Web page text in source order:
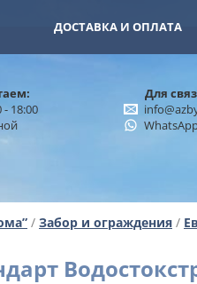
ДОСТАВКА И ОПЛАТА
- 18:00
Для
/ Забор и ограждения /